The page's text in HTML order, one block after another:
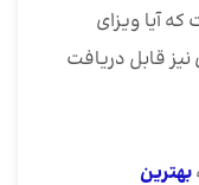
آیا ویزای
قابل دریافت
بهترین